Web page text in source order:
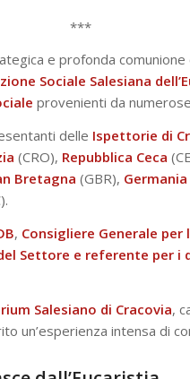
***
e profonda comunione
Sociale Salesiana
provenienti da
delle Ispettorie di
(CRO), Repubblica Ceca
Bretagna (GBR), Germania
, Consigliere Generale per
Settore e referente per i
Salesiano di Cracovia,
un’esperienza intensa di